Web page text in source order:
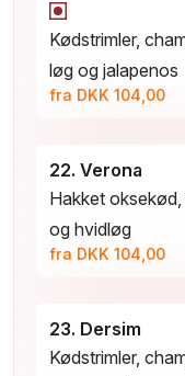
Kødstrimler,
løg og jalapenos
fra DKK 104,00
22. Verona
Hakket
og hvidløg
fra DKK 104,00
23. Dersim
Kødstrimler,